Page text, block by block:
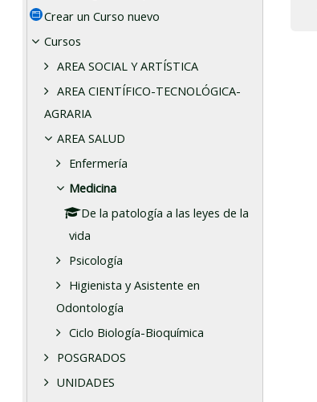
Crear un Curso nuevo
Cursos
AREA SOCIAL Y ARTÍSTICA
AREA CIENTÍFICO-TECNOLÓGICA-
AGRARIA
AREA SALUD
Enfermería
Medicina
De la patología a las leyes de la
vida
Psicología
Higienista y Asistente en
Odontología
Ciclo Biología-Bioquímica
POSGRADOS
UNIDADES